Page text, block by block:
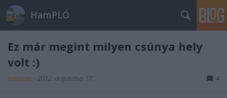
HamPLÓ
Ez már megint milyen csúnya hely
volt :)
Hamster • 2012. augusztus 17. 4